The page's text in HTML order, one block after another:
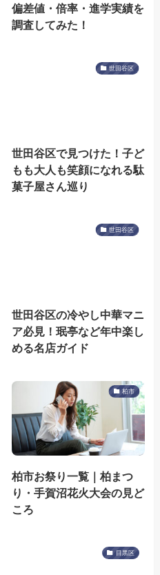
偏差値・倍率・進学実績を
調査してみた！
世田谷区
世田谷区で見つけた！子ど
もも大人も笑顔になれる駄
菓子屋さん巡り
世田谷区
世田谷区の冷やし中華マニ
ア必見！珉亭など年中楽し
める名店ガイド
柏市
柏市お祭り一覧｜柏まつ
り・手賀沼花火大会の見ど
ころ
目黒区